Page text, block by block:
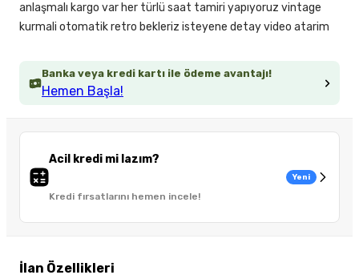
Banka veya kredi kartı ile ödeme avantajı!
Hemen Başla!
Acil kredi mi lazım?
Kredi fırsatlarını hemen incele!
Yeni
İlan Özellikleri
anlaşmalı kargo var her türlü saat tamiri yapıyoruz vintage
kurmali otomatik retro bekleriz isteyene detay video atarim